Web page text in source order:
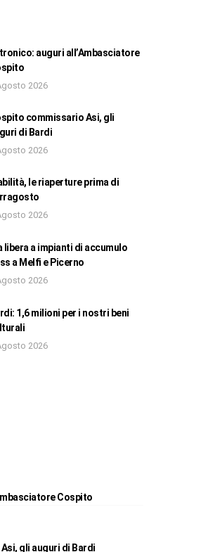
auguri all’Ambasciatore
2026
commissario Asi, gli
di Bardi
2026
le riaperture prima di
2026
libera a impianti di accumulo
a Melfi e Picerno
2026
1,6 milioni per i nostri beni
2026
Cospito
gli auguri di Bardi